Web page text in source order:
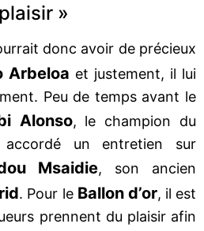
»
donc avoir de précieux
Arbeloa et justement, il lui
Peu de temps avant le
Alonso, le champion du
un entretien sur
Msaidie, son ancien
. Pour le Ballon d’or, il est
prennent du plaisir afin